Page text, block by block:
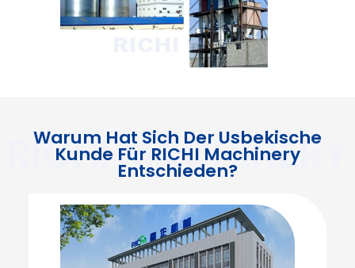
Warum Hat Sich Der Usbekische
Kunde Für RICHI Machinery
Entschieden?